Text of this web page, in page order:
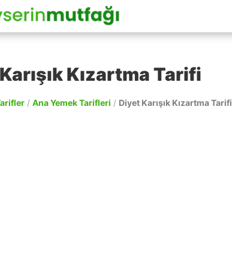
Kızartma Tarifi
/ Ana Yemek Tarifleri / Diyet Karışık Kızartma Tarifi